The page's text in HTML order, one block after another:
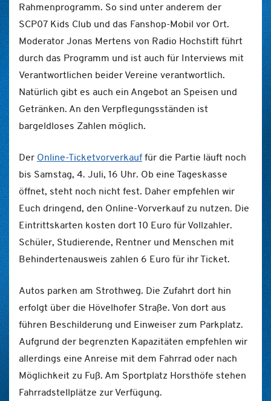
Rahmenprogramm. So sind unter anderem der
SCP07 Kids Club und das Fanshop-Mobil vor Ort.
Moderator Jonas Mertens von Radio Hochstift führt
durch das Programm und ist auch für Interviews mit
Verantwortlichen beider Vereine verantwortlich.
Natürlich gibt es auch ein Angebot an Speisen und
Getränken. An den Verpflegungsständen ist
bargeldloses Zahlen möglich.
Der Online-Ticketvorverkauffür die Partie läuft noch
bis Samstag, 4. Juli, 16 Uhr. Ob eine Tageskasse
öffnet, steht noch nicht fest. Daher empfehlen wir
Euch dringend, den Online-Vorverkauf zu nutzen. Die
Eintrittskarten kosten dort 10 Euro für Vollzahler.
Schüler, Studierende, Rentner und Menschen mit
Behindertenausweis zahlen 6 Euro für ihr Ticket.
Autos parken am Strothweg. Die Zufahrt dort hin
erfolgt über die Hövelhofer Straße. Von dort aus
führen Beschilderung und Einweiser zum Parkplatz.
Aufgrund der begrenzten Kapazitäten empfehlen wir
allerdings eine Anreise mit dem Fahrrad oder nach
Möglichkeit zu Fuß. Am Sportplatz Horsthöfe stehen
Fahrradstellplätze zur Verfügung.